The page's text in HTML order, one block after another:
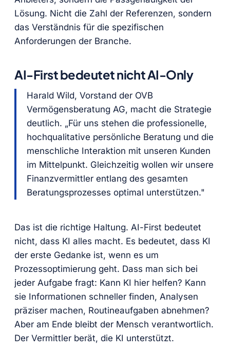
Lösung. Nicht die Zahl der Referenzen, sondern
das Verständnis für die spezifischen
Anforderungen der Branche.
AI-First bedeutet nicht AI-Only
Harald Wild, Vorstand der OVB
Vermögensberatung AG, macht die Strategie
deutlich. „Für uns stehen die professionelle,
hochqualitative persönliche Beratung und die
menschliche Interaktion mit unseren Kunden
im Mittelpunkt. Gleichzeitig wollen wir unsere
Finanzvermittler entlang des gesamten
Beratungsprozesses optimal unterstützen."
Das ist die richtige Haltung. AI-First bedeutet
nicht, dass KI alles macht. Es bedeutet, dass KI
der erste Gedanke ist, wenn es um
Prozessoptimierung geht. Dass man sich bei
jeder Aufgabe fragt: Kann KI hier helfen? Kann
sie Informationen schneller finden, Analysen
präziser machen, Routineaufgaben abnehmen?
Aber am Ende bleibt der Mensch verantwortlich.
Der Vermittler berät, die KI unterstützt.